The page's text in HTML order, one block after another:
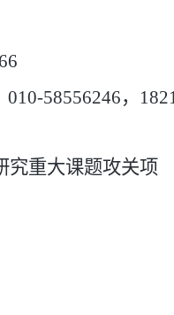
58556246，
究重大课题攻关项